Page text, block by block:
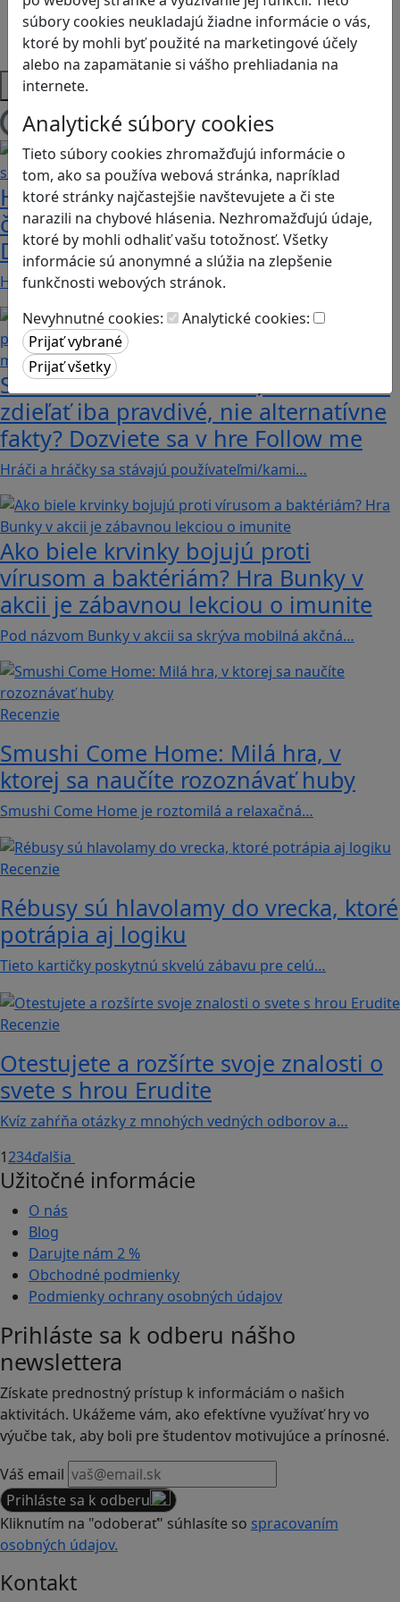
súbory cookies neukladajú žiadne informácie o vás,
ktoré by mohli byť použité na marketingové účely
alebo na zapamätanie si vášho prehliadania na
internete.
Analytické súbory cookies
Tieto súbory cookies zhromažďujú informácie o
tom, ako sa používa webová stránka, napríklad
ktoré stránky najčastejšie navštevujete a či ste
narazili na chybové hlásenia. Nezhromažďujú údaje,
ktoré by mohli odhaliť vašu totožnosť. Všetky
informácie sú anonymné a slúžia na zlepšenie
funkčnosti webových stránok.
Nevyhnutné cookies:
Analytické cookies:
Strategické myslenie
Zdravie a pohyb
Platformy
Načítam blogy
Heritage Quest AR: Vráťte sa do
časov, keď Rímska ríša siahala až po
Dunaj
Heritage Quest AR je mobilná hra, ktorá ponúka…
Stanete sa influencerom, keď budete
zdieľať iba pravdivé, nie alternatívne
fakty? Dozviete sa v hre Follow me
Hráči a hráčky sa stávajú používateľmi/kami…
Ako biele krvinky bojujú proti
vírusom a baktériám? Hra Bunky v
akcii je zábavnou lekciou o imunite
Pod názvom Bunky v akcii sa skrýva mobilná akčná…
Recenzie
Smushi Come Home: Milá hra, v
ktorej sa naučíte rozoznávať huby
Smushi Come Home je roztomilá a relaxačná…
Recenzie
Rébusy sú hlavolamy do vrecka, ktoré
potrápia aj logiku
Tieto kartičky poskytnú skvelú zábavu pre celú…
Recenzie
Otestujete a rozšírte svoje znalosti o
svete s hrou Erudite
Kvíz zahŕňa otázky z mnohých vedných odborov a…
1234ďalšia
Užitočné informácie
O nás
Blog
Darujte nám 2 %
Obchodné podmienky
Podmienky ochrany osobných údajov
Prihláste sa k odberu nášho
newslettera
Získate prednostný prístup k informáciám o našich
aktivitách. Ukážeme vám, ako efektívne využívať hry vo
výučbe tak, aby boli pre študentov motivujúce a prínosné.
Váš email
Prihláste sa k odberu
Kliknutím na "odoberať" súhlasíte so spracovaním
osobných údajov.
Kontakt